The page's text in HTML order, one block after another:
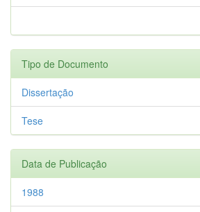
Tipo de Documento
Dissertação
Tese
Data de Publicação
1988